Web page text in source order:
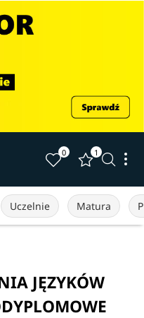
0 1
Uczelnie Matura
JĘZYKÓW